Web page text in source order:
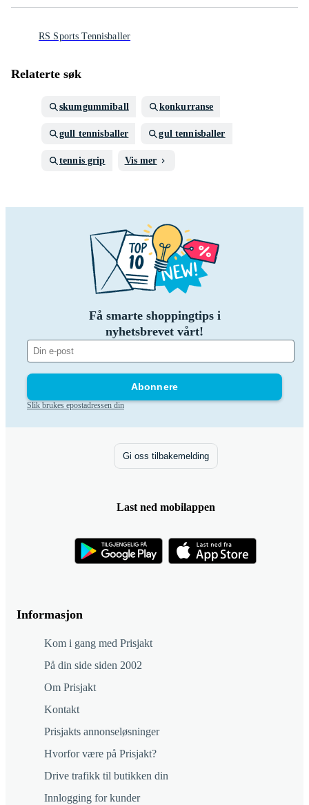
RS Sports Tennisballer
Relaterte søk
skumgummiball konkurranse
gull tennisballer gul tennisballer
tennis grip Vis mer
Få smarte shoppingtips i
nyhetsbrevet vårt!
Abonnere
Slik brukes epostadressen din
Informasjon
Kom i gang med Prisjakt
På din side siden 2002
Om Prisjakt
Kontakt
Prisjakts annonseløsninger
Hvorfor være på Prisjakt?
Drive trafikk til butikken din
Innlogging for kunder
Gi oss tilbakemelding
Last ned mobilappen